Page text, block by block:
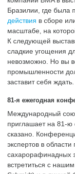
Бразилии, где была
действия в сборе
масштабе, на
К следующей
сладкие угощения
невозможно. Но вы
промышленности
заставит себя ждать.
81-я ежегодная
Международный
приглашает на 81-
сказано.
экспертов в
сахарорафинадных
встретиться с